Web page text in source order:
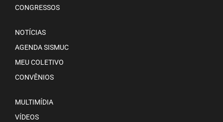
CONGRESSOS
NOTÍCIAS
AGENDA SISMUC
MEU COLETIVO
CONVÊNIOS
MULTIMÍDIA
VÍDEOS